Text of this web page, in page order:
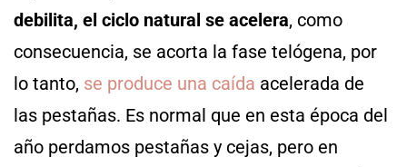
debilita, el ciclo natural se acelera, como
consecuencia, se acorta la fase telógena, por
lo tanto, se produce una caída acelerada de
las pestañas. Es normal que en esta época del
año perdamos pestañas y cejas, pero en